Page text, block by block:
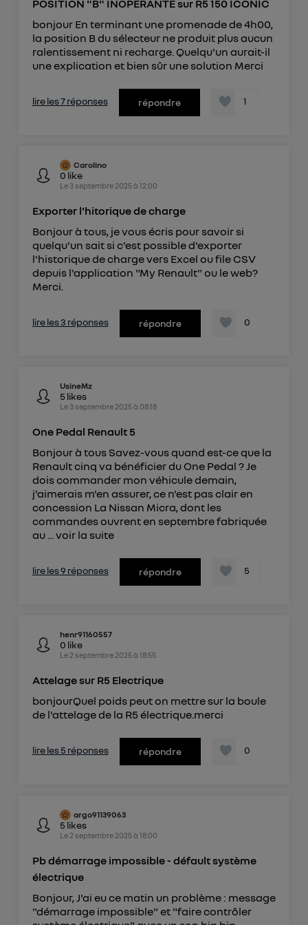
POSITION "B" INOPERANTE sur R5 150 ICONIC
bonjour En terminant une promenade de 4h00,
la position B du sélecteur ne produit plus aucun
ralentissement ni recharge. Quelqu'un aurait-il
une explication et bien sûr une solution Merci
lire les 7 réponses répondre 1
Carolino
0 like
Le 3 septembre 2025à 12:00
Exporter l'hitorique de charge
Bonjour à tous, je vous écris pour savoir si
quelqu'un sait si c'est possible d'exporter
l'historique de charge vers Excel ou file CSV
depuis l'application "My Renault" ou le web?
Merci.
lire les 3 réponses répondre 0
UsineMz
5 likes
Le 3 septembre 2025à 08:18
One Pedal Renault 5
Bonjour à tous Savez-vous quand est-ce que la
Renault cinq va bénéficier du One Pedal ? Je
dois commander mon véhicule demain,
j'aimerais m'en assurer, ce n'est pas clair en
concession La Nissan Micra, dont les
commandes ouvrent en septembre fabriquée
au ...voir la suite
lire les 9 réponses répondre 5
henr91160557
0 like
Le 2 septembre 2025à 18:55
Attelage sur R5 Electrique
bonjourQuel poids peut on mettre sur la boule
de l'attelage de la R5 électrique.merci
lire les 5 réponses répondre 0
argo91139063
5 likes
Le 2 septembre 2025à 18:00
Pb démarrage impossible - défault système
électrique
Bonjour, J'ai eu ce matin un problème : message
"démarrage impossible" et "faire contrôler
de votre contrat internet (ex : votre numéro de
téléphone).
L'identifiant est associé à votre connexion
même connexion et ayant consenties se verront
attribuer le même identifiant. En général :
uniquement sur la navigation de l'utilisateur du mobile.
Vous pouvez à tout moment retirer ce
") ou via la page « gérer Utiq » en bas de ce site.
Pour plus d'informations, veuillez consulter
Politique d'information sur les données
personnelles d'Utiq.